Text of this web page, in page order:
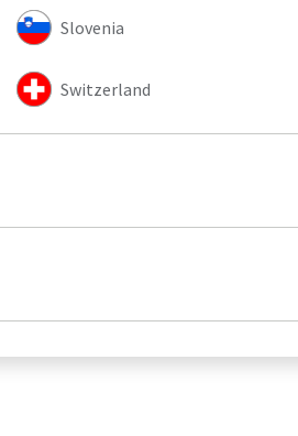
Slovenia
Switzerland